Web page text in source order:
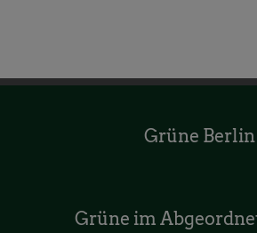
Grüne Berlin
Grüne im